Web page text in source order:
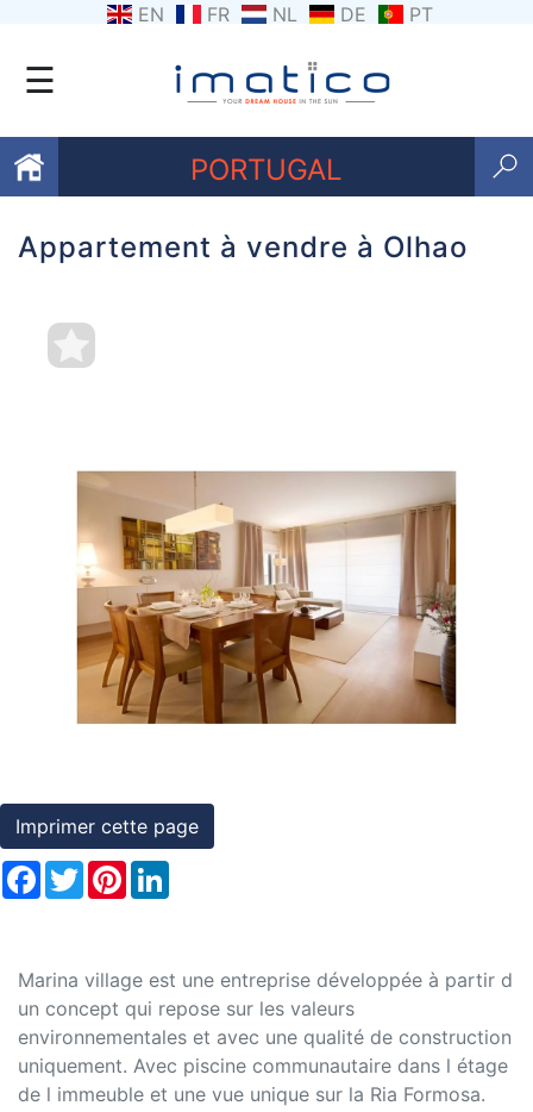
EN FR NL DE PT
☰
PORTUGAL
Favoris
sommes-
Termes
conditions
Témoignages
Appartement à vendre à Olhao
Previous
Imprimer cette page
Facebook
TwitterPinterest
Marina village est une entreprise développée à partir d
un concept qui repose sur les valeurs
environnementales et avec une qualité de construction
uniquement. Avec piscine communautaire dans l étage
de l immeuble et une vue unique sur la Ria Formosa.